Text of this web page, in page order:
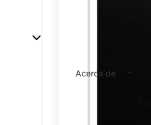
Acerca de